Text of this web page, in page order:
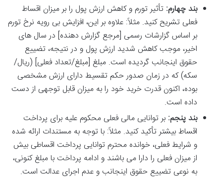
بند چهارم: تأثیر تورم و کاهش ارزش پول را بر میزان اقساط
فعلی تشریح کنید. مثلاً: علاوه بر این، افزایش بی رویه نرخ تورم
بر اساس گزارشات رسمی [مرجع گزارش دهنده] در سال های
اخیر، موجب کاهش شدید ارزش پول و در نتیجه، تضییع
حقوق اینجانب گردیده است. مبلغ [مبلغ/تعداد فعلی] (ریال/
سکه) که در زمان صدور حکم تقسیط دارای ارزش مشخصی
بوده، اکنون قدرت خرید خود را به میزان قابل توجهی از دست
داده است.
بند پنجم: بر توانایی مالی فعلی محکوم علیه برای پرداخت
اقساط بیشتر تأکید کنید. مثلاً: با توجه به مستندات ارائه شده
و شرایط فعلی، خوانده محترم توانایی پرداخت اقساطی بیش
از میزان فعلی را دارا می باشند و ادامه پرداخت با مبلغ کنونی،
به نوعی تضییع حقوق اینجانب و عدم اجرای عدالت است.